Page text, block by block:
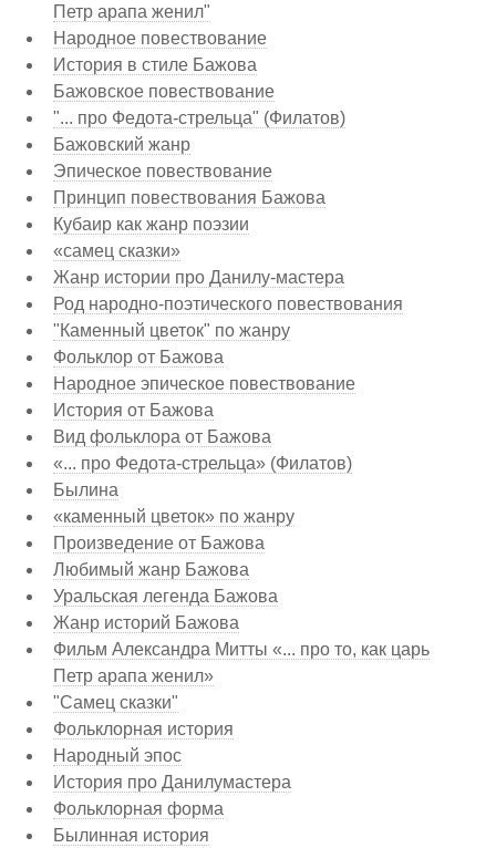
Петр арапа женил"
Народное повествование
История в стиле Бажова
Бажовское повествование
"... про Федота-стрельца" (Филатов)
Бажовский жанр
Эпическое повествование
Принцип повествования Бажова
Кубаир как жанр поэзии
«самец сказки»
Жанр истории про Данилу-мастера
Род народно-поэтического повествования
"Каменный цветок" по жанру
Фольклор от Бажова
Народное эпическое повествование
История от Бажова
Вид фольклора от Бажова
«... про Федота-стрельца» (Филатов)
Былина
«каменный цветок» по жанру
Произведение от Бажова
Любимый жанр Бажова
Уральская легенда Бажова
Жанр историй Бажова
Фильм Александра Митты «... про то, как царь
Петр арапа женил»
"Самец сказки"
Фольклорная история
Народный эпос
История про Данилумастера
Фольклорная форма
Былинная история